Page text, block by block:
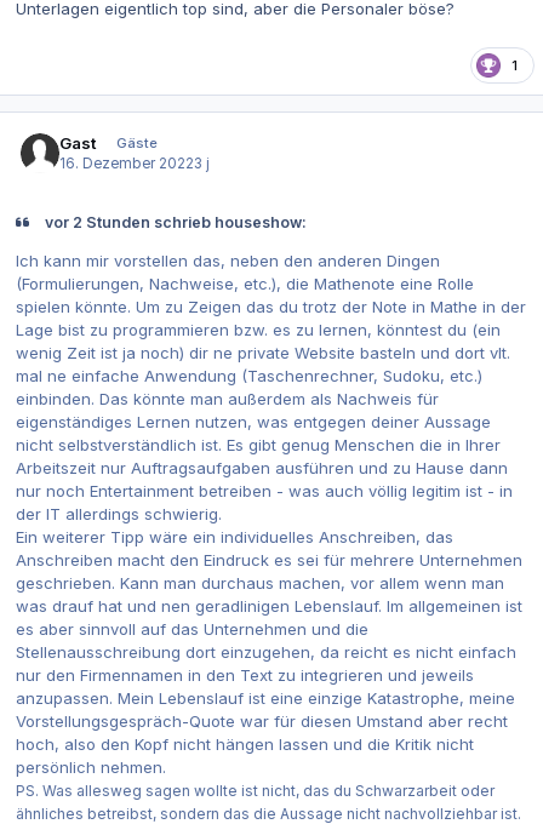
Unterlagen eigentlich top sind, aber die Personaler böse?
1
Gast
Gäste
16. Dezember 20223 j
vor 2 Stunden schrieb houseshow:
Ich kann mir vorstellen das, neben den anderen Dingen
(Formulierungen, Nachweise, etc.), die Mathenote eine Rolle
spielen könnte. Um zu Zeigen das du trotz der Note in Mathe in der
Lage bist zu programmieren bzw. es zu lernen, könntest du (ein
wenig Zeit ist ja noch) dir ne private Website basteln und dort vlt.
mal ne einfache Anwendung (Taschenrechner, Sudoku, etc.)
einbinden. Das könnte man außerdem als Nachweis für
eigenständiges Lernen nutzen, was entgegen deiner Aussage
nicht selbstverständlich ist. Es gibt genug Menschen die in Ihrer
Arbeitszeit nur Auftragsaufgaben ausführen und zu Hause dann
nur noch Entertainment betreiben - was auch völlig legitim ist - in
der IT allerdings schwierig.
Ein weiterer Tipp wäre ein individuelles Anschreiben, das
Anschreiben macht den Eindruck es sei für mehrere Unternehmen
geschrieben. Kann man durchaus machen, vor allem wenn man
was drauf hat und nen geradlinigen Lebenslauf. Im allgemeinen ist
es aber sinnvoll auf das Unternehmen und die
Stellenausschreibung dort einzugehen, da reicht es nicht einfach
nur den Firmennamen in den Text zu integrieren und jeweils
anzupassen. Mein Lebenslauf ist eine einzige Katastrophe, meine
Vorstellungsgespräch-Quote war für diesen Umstand aber recht
hoch, also den Kopf nicht hängen lassen und die Kritik nicht
persönlich nehmen.
PS. Was allesweg sagen wollte ist nicht, das du Schwarzarbeit oder
ähnliches betreibst, sondern das die Aussage nicht nachvollziehbar ist.